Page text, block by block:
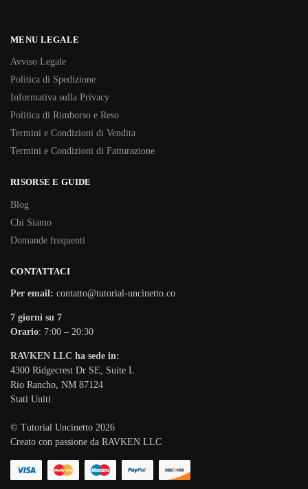
MENU LEGALE
Avviso Legale
Politica di Spedizione
Informativa sulla Privacy
Politica di Rimborso e Reso
Termini e Condizioni di Vendita
Termini e Condizioni di Fatturazione
RISORSE E GUIDE
Blog
Chi Siamo
Domande frequenti
CONTATTACI
Per email: contatto@tutorial-uncinetto.co
7 giorni su 7
Orario: 7:00 – 20:30
RAVKEN LLC ha sede in:
4300 Ridgecrest Dr SE, Suite L
Rio Rancho, NM 87124
Stati Uniti
© Tutorial Uncinetto 2026
Creato con passione da RAVKEN LLC